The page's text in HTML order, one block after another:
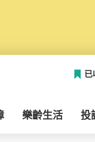
已
樂齡生活 投